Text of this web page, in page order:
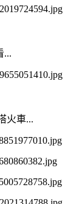
...
火車...